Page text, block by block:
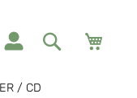
/ CD